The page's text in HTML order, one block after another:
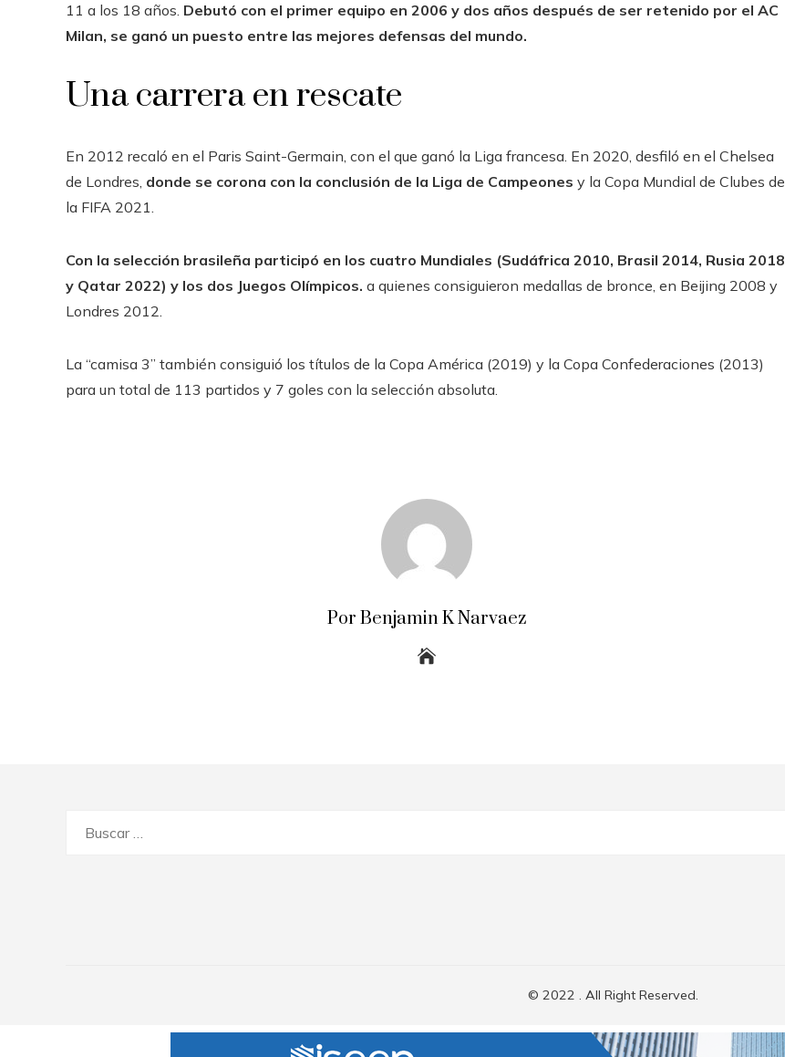
11 a los 18 años. Debutó con el primer equipo en 2006 y dos años después de ser retenido por el AC
Milan, se ganó un puesto entre las mejores defensas del mundo.
Una carrera en rescate
En 2012 recaló en el Paris Saint-Germain, con el que ganó la Liga francesa. En 2020, desfiló en el Chelsea
de Londres, donde se corona con la conclusión de la Liga de Campeones y la Copa Mundial de Clubes de
la FIFA 2021.
Con la selección brasileña participó en los cuatro Mundiales (Sudáfrica 2010, Brasil 2014, Rusia 2018
y Qatar 2022) y los dos Juegos Olímpicos. a quienes consiguieron medallas de bronce, en Beijing 2008 y
Londres 2012.
La “camisa 3” también consiguió los títulos de la Copa América (2019) y la Copa Confederaciones (2013)
para un total de 113 partidos y 7 goles con la selección absoluta.
Por Benjamin K Narvaez
© 2022 . All Right Reserved.